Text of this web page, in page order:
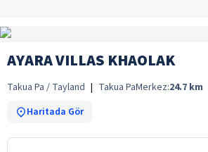
AYARA VILLAS KHAOLAK
Takua Pa / Tayland | Takua PaMerkez:24.7 km
Haritada Gör